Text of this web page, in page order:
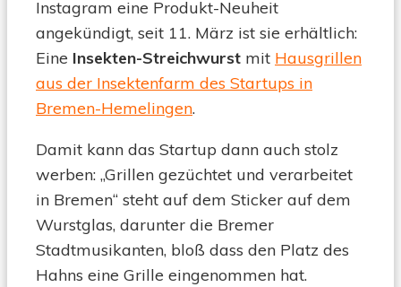
Instagram eine Produkt-Neuheit
angekündigt, seit 11. März ist sie erhältlich:
Eine Insekten-Streichwurst mit Hausgrillen
aus der Insektenfarm des Startups in
Bremen-Hemelingen.
Damit kann das Startup dann auch stolz
werben: „Grillen gezüchtet und verarbeitet
in Bremen“ steht auf dem Sticker auf dem
Wurstglas, darunter die Bremer
Stadtmusikanten, bloß dass den Platz des
Hahns eine Grille eingenommen hat.